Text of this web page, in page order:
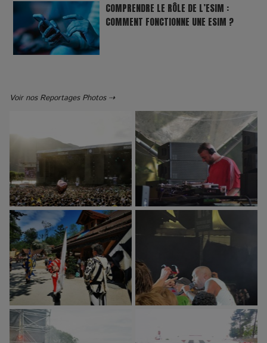
COMPRENDRE LE RÔLE DE L’ESIM :
COMMENT FONCTIONNE UNE ESIM ?
Voir nos Reportages Photos ⇢